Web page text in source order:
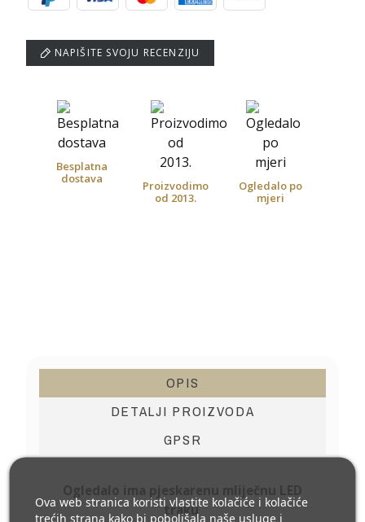
NAPIŠITE SVOJU RECENZIJU
Besplatna
dostava
Proizvodimo
od 2013.
Ogledalo po
mjeri
OPIS
DETALJI PROIZVODA
GPSR
traku
Ova web stranica koristi vlastite kolačiće i kolačiće
trećih strana kako bi poboljšala naše usluge i